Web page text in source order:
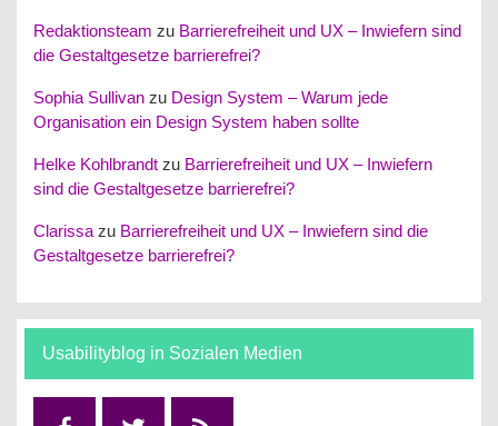
Redaktionsteam zu Barrierefreiheit und UX – Inwiefern sind
die Gestaltgesetze barrierefrei?
Sophia Sullivan zu Design System – Warum jede
Organisation ein Design System haben sollte
Helke Kohlbrandt zu Barrierefreiheit und UX – Inwiefern
sind die Gestaltgesetze barrierefrei?
Clarissa zu Barrierefreiheit und UX – Inwiefern sind die
Gestaltgesetze barrierefrei?
Usabilityblog in Sozialen Medien